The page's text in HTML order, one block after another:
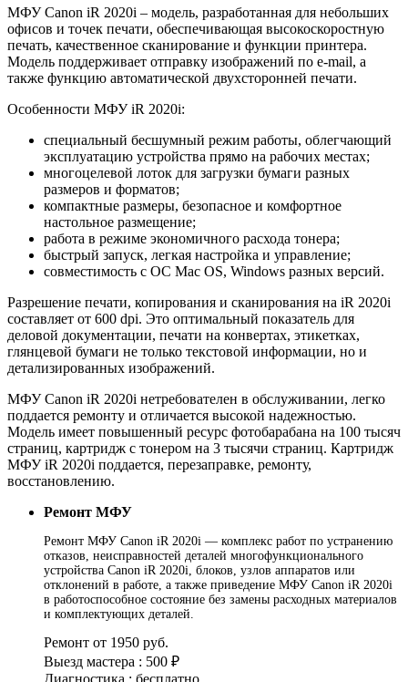
МФУ Canon iR 2020i – модель, разработанная для небольших
офисов и точек печати, обеспечивающая высокоскоростную
печать, качественное сканирование и функции принтера.
Модель поддерживает отправку изображений по e-mail, а
также функцию автоматической двухсторонней печати.
Особенности МФУ iR 2020i:
специальный бесшумный режим работы, облегчающий
эксплуатацию устройства прямо на рабочих местах;
многоцелевой лоток для загрузки бумаги разных
размеров и форматов;
компактные размеры, безопасное и комфортное
настольное размещение;
работа в режиме экономичного расхода тонера;
быстрый запуск, легкая настройка и управление;
совместимость с ОС Mac OS, Windows разных версий.
Разрешение печати, копирования и сканирования на iR 2020i
составляет от 600 dpi. Это оптимальный показатель для
деловой документации, печати на конвертах, этикетках,
глянцевой бумаги не только текстовой информации, но и
детализированных изображений.
МФУ Canon iR 2020i нетребователен в обслуживании, легко
поддается ремонту и отличается высокой надежностью.
Модель имеет повышенный ресурс фотобарабана на 100 тысяч
страниц, картридж с тонером на 3 тысячи страниц. Картридж
МФУ iR 2020i поддается, перезаправке, ремонту,
восстановлению.
Ремонт МФУ
Ремонт МФУ Canon iR 2020i — комплекс работ по устранению
отказов, неисправностей деталей многофункционального
устройства Canon iR 2020i, блоков, узлов аппаратов или
отклонений в работе, а также приведение МФУ Canon iR 2020i
в работоспособное состояние без замены расходных материалов
и комплектующих деталей.
Ремонт от 1950 руб.
Выезд мастера : 500 ₽
Диагностика : бесплатно